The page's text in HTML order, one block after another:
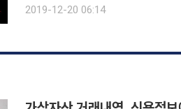
주에 미치는 영향을 제한적으로 봤다.
2019-12-20 06:14